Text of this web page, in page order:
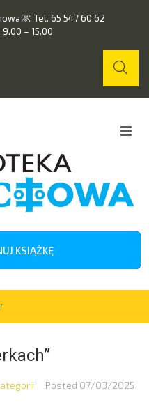
Tel. 65 547 60 62
– 15.00
O nas
Wydarzenia
Kontakt
KSIĄŻKĘ
Posted 07/03/2025